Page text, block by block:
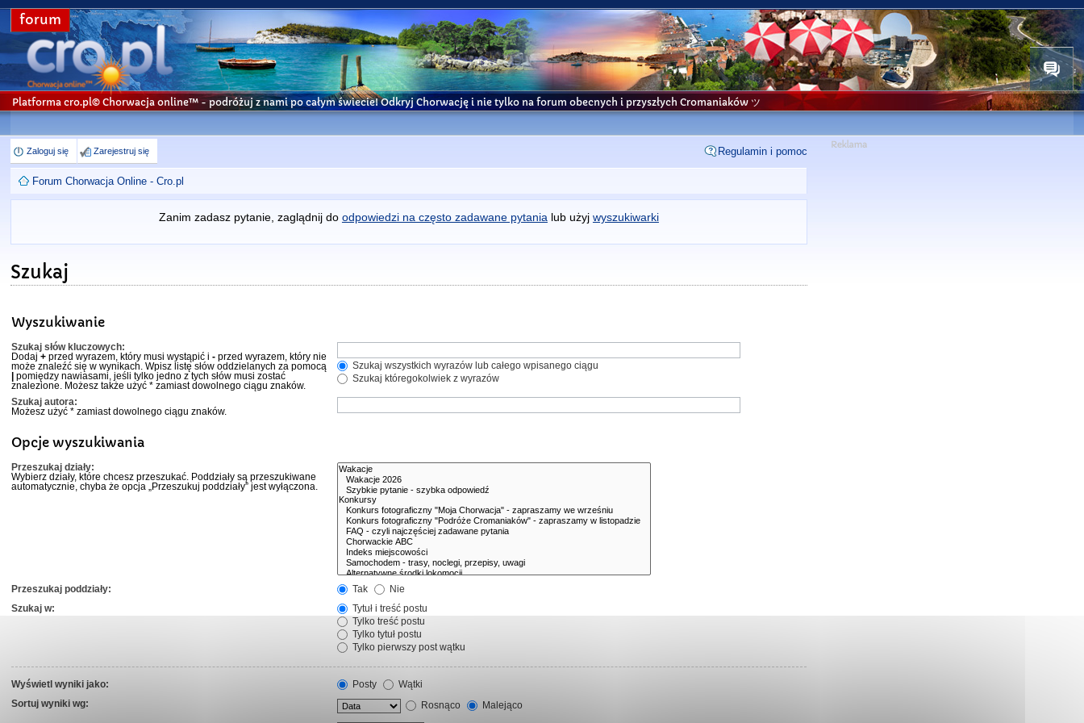
forum
Platforma cro.pl© Chorwacja online™ - podróżuj z nami po całym świecie! Odkryj Chorwację i nie tylko na forum obecnych i przyszłych Cromaniaków ツ
Zaloguj się Zarejestruj się Regulamin i pomoc
Forum Chorwacja Online - Cro.pl
Zanim zadasz pytanie, zaglądnij do odpowiedzi na często zadawane pytania lub użyj wyszukiwarki
Szukaj
Wyszukiwanie
Szukaj słów kluczowych:
Dodaj+ przed wyrazem, który musi wystąpić i- przed wyrazem, który nie
może znaleźć się w wynikach. Wpisz listę słów oddzielanych za pomocą
| pomiędzy nawiasami, jeśli tylko jedno z tych słów musi zostać
znalezione. Możesz także użyć * zamiast dowolnego ciągu znaków.
Szukaj wszystkich wyrazów lub całego wpisanego ciągu
Szukaj któregokolwiek z wyrazów
Szukaj autora:
Możesz użyć * zamiast dowolnego ciągu znaków.
Opcje wyszukiwania
Przeszukaj działy:
Wybierz działy, które chcesz przeszukać. Poddziały są przeszukiwane
automatycznie, chyba że opcja „Przeszukuj poddziały” jest wyłączona.
Przeszukaj poddziały: Tak
Nie
Szukaj w:
Tytuł i treść postu
Tylko treść postu
Tylko tytuł postu
Tylko pierwszy post wątku
Wyświetl wyniki jako: Posty
Wątki
Sortuj wyniki wg:
Rosnąco
Malejąco